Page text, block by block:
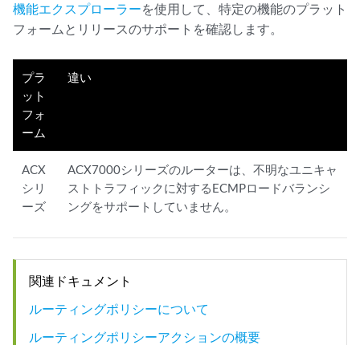
機能エクスプローラーを使用して、特定の機能のプラット
フォームとリリースのサポートを確認します。
プラ
ット
フォ
ーム
違い
ACX
シリ
ーズ
ACX7000シリーズのルーターは、不明なユニキャ
ストトラフィックに対するECMPロードバランシ
ングをサポートしていません。
関連ドキュメント
ルーティングポリシーについて
ルーティングポリシーアクションの概要